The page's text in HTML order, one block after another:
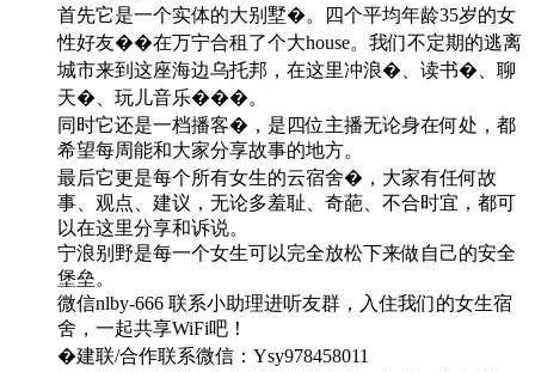
首先它是一个实体的大别墅�。四个平均年龄35岁的女
性好友��在万宁合租了个大house。我们不定期的逃离
城市来到这座海边乌托邦，在这里冲浪�、读书�、聊
天�、玩儿音乐���。
同时它还是一档播客�️，是四位主播无论身在何处，都
希望每周能和大家分享故事的地方。
最后它更是每个所有女生的云宿舍�，大家有任何故
事、观点、建议，无论多羞耻、奇葩、不合时宜，都可
以在这里分享和诉说。
宁浪别野是每一个女生可以完全放松下来做自己的安全
堡垒。
微信nlby-666 联系小助理进听友群，入住我们的女生宿
舍，一起共享WiFi吧！
�建联/合作联系微信：Ysy978458011